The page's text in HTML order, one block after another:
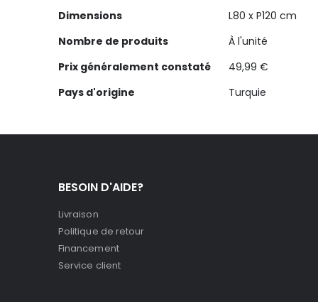
Dimensions
L80 x P120 cm
Nombre de produits
À l'unité
Prix généralement constaté
49,99 €
Pays d'origine
Turquie
BESOIN D'AIDE?
Livraison
Politique de retour
Financement
Service client